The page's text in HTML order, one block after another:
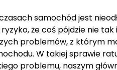
samochód jest
że coś pójdzie nie
problemów, z którym
W takiej sprawie
problemu, naszym